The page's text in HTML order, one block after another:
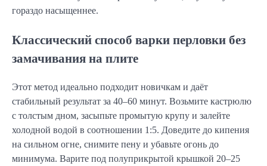
гораздо насыщеннее.
Классический способ варки перловки без
замачивания на плите
Этот метод идеально подходит новичкам и даёт
стабильный результат за 40–60 минут. Возьмите кастрюлю
с толстым дном, засыпьте промытую крупу и залейте
холодной водой в соотношении 1:5. Доведите до кипения
на сильном огне, снимите пену и убавьте огонь до
минимума. Варите под полуприкрытой крышкой 20–25